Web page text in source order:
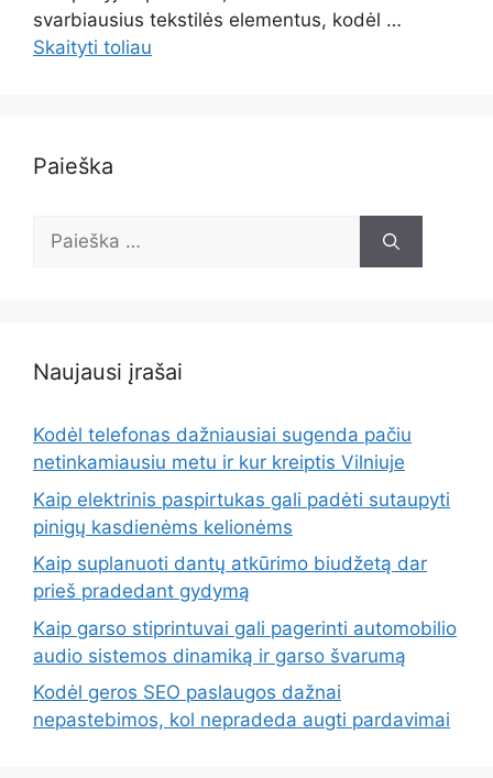
svarbiausius tekstilės elementus, kodėl …
Skaityti toliau
Paieška
Ieškoti:
Naujausi įrašai
Kodėl telefonas dažniausiai sugenda pačiu
netinkamiausiu metu ir kur kreiptis Vilniuje
Kaip elektrinis paspirtukas gali padėti sutaupyti
pinigų kasdienėms kelionėms
Kaip suplanuoti dantų atkūrimo biudžetą dar
prieš pradedant gydymą
Kaip garso stiprintuvai gali pagerinti automobilio
audio sistemos dinamiką ir garso švarumą
Kodėl geros SEO paslaugos dažnai
nepastebimos, kol nepradeda augti pardavimai